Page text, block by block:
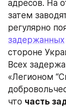
адресов. На
затем
задержанных
стороне
Всех
«Легионом
что часть